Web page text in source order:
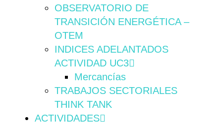
OBSERVATORIO DE
TRANSICIÓN ENERGÉTICA –
OTEM
INDICES ADELANTADOS
ACTIVIDAD UC3
Mercancías
TRABAJOS SECTORIALES
THINK TANK
ACTIVIDADES